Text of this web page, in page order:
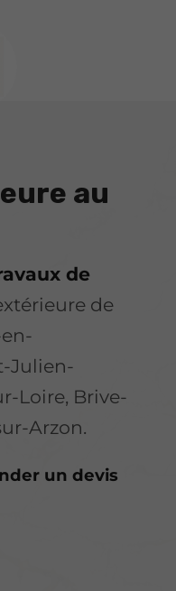
au
de
de
Julien-
Loire, Brive-
Arzon.
un devis